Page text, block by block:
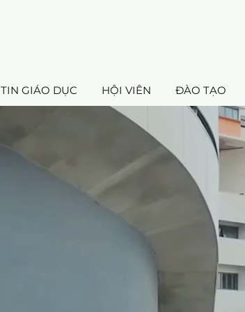
TIN GIÁO DỤC HỘI VIÊN ĐÀO TẠO